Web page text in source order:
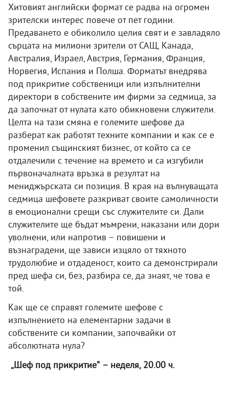
Хитовият английски формат се радва на огромен
зрителски интерес повече от пет години.
Предаването е обиколило целия свят и е завладяло
сърцата на милиони зрители от САЩ, Канада,
Австралия, Израел, Австрия, Германия, Франция,
Норвегия, Испания и Полша. Форматът внедрява
под прикритие собственици или изпълнителни
директори в собствените им фирми за седмица, за
да започнат от нулата като обикновени служители.
Целта на тази смяна е големите шефове да
разберат как работят техните компании и как се е
променил същинският бизнес, от който са се
отдалечили с течение на времето и са изгубили
първоначалната връзка в резултат на
мениджърската си позиция. В края на вълнуващата
седмица шефовете разкриват своите самоличности
в емоционални срещи със служителите си. Дали
служителите ще бъдат мъмрени, наказани или дори
уволнени, или напротив – повишени и
възнаградени, ще зависи изцяло от тяхното
трудолюбие и отдаденост, които са демонстрирали
пред шефа си, без, разбира се, да знаят, че това е
той.
Как ще се справят големите шефове с
изпълнението на елементарни задачи в
собствените си компании, започвайки от
абсолютната нула?
„Шеф под прикритие” – неделя, 20.00 ч.